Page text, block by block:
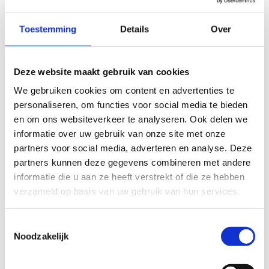
Toestemming Details Over
Deze website maakt gebruik van cookies
We gebruiken cookies om content en advertenties te
personaliseren, om functies voor social media te bieden
en om ons websiteverkeer te analyseren. Ook delen we
informatie over uw gebruik van onze site met onze
partners voor social media, adverteren en analyse. Deze
partners kunnen deze gegevens combineren met andere
informatie die u aan ze heeft verstrekt of die ze hebben
verzameld op basis van uw gebruik van hun services.
Noodzakelijk